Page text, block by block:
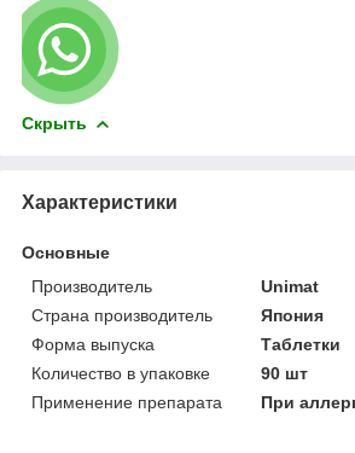
Скрыть
Характеристики
Основные
Производитель
Unimat
Страна производитель
Япония
Форма выпуска
Таблетки
Количество в упаковке
90 шт
Применение препарата
При